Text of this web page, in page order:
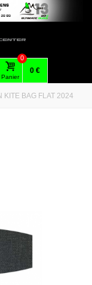
Panier
0
0 €
KITE BAG FLAT 2024